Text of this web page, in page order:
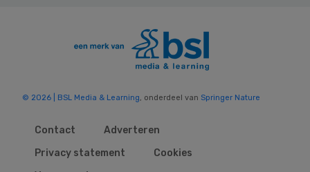
© 2026 | BSL Media & Learning, onderdeel van Springer Nature
Contact
Adverteren
Privacy statement
Cookies